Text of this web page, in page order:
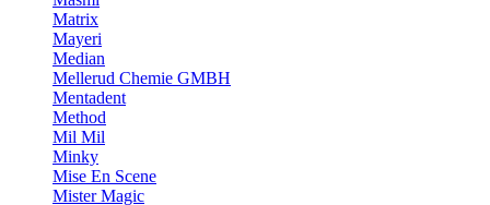
Matrix
Mayeri
Median
Mellerud Chemie GMBH
Mentadent
Method
Mil Mil
Minky
Mise En Scene
Mister Magic